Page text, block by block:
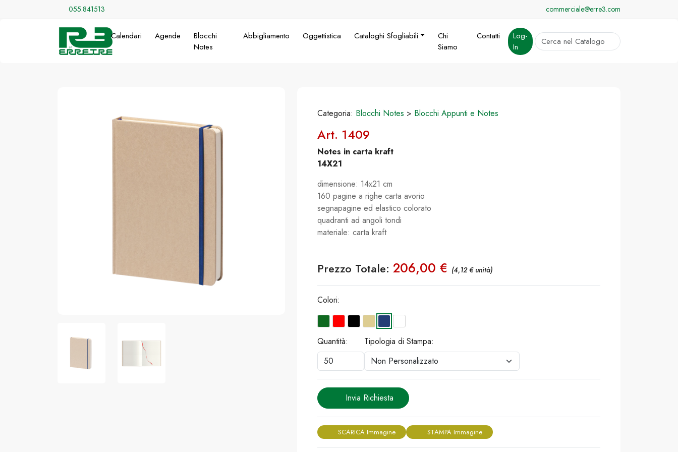
055.841513 commerciale@erre3.com
Calendari Agende
Blocchi
Notes
Abbigliamento Oggettistica Cataloghi Sfogliabili
Chi
Siamo
Contatti
Log-
In
cerca
Categoria: Blocchi Notes > Blocchi Appunti e Notes
Art. 1409
Notes in carta kraft
14X21
dimensione: 14x21 cm
160 pagine a righe carta avorio
segnapagine ed elastico colorato
quadranti ad angoli tondi
materiale: carta kraft
Prezzo Totale: 206,00 € (4,12 € unità)
Colori:
Quantità: Tipologia di Stampa:
Invia Richiesta
SCARICA Immagine STAMPA Immagine